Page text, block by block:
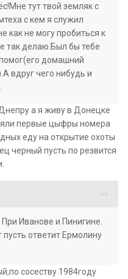
тут твой земляк с
с кем я служил
как не могу пробиться к
так делаю.Был бы тебе
домашний
вдруг чего нибудь и
а я живу в Донецке
первые цыфры номера
еду на открытие охоты
черный пусть по резвится
Иванове и Пинигине.
пусть ответит Ермолину
сосеству 1984году